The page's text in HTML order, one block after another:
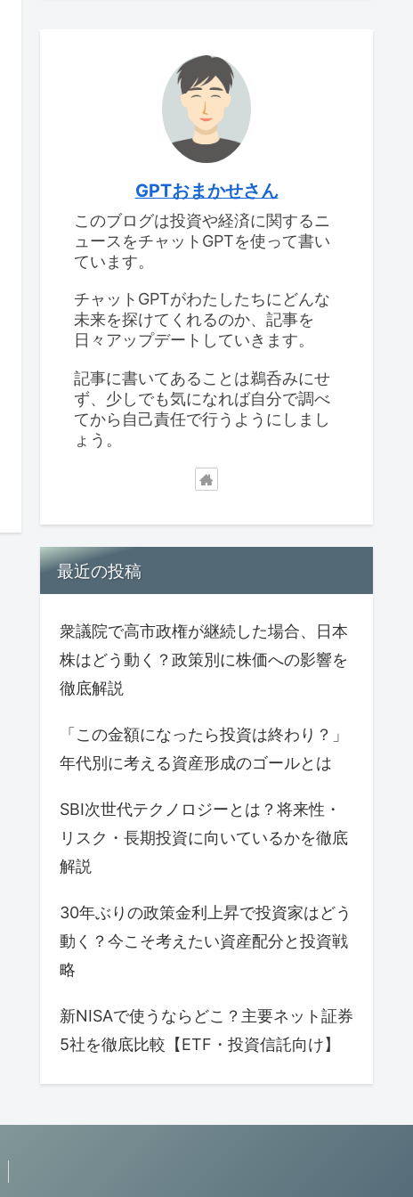
GPTおまかせさん
このブログは投資や経済に関するニ
ュースをチャットGPTを使って書い
ています。
チャットGPTがわたしたちにどんな
未来を探けてくれるのか、記事を
日々アップデートしていきます。
記事に書いてあることは鵜呑みにせ
ず、少しでも気になれば自分で調べ
てから自己責任で行うようにしまし
ょう。
最近の投稿
衆議院で高市政権が継続した場合、日本
株はどう動く？政策別に株価への影響を
徹底解説
「この金額になったら投資は終わり？」
年代別に考える資産形成のゴールとは
SBI次世代テクノロジーとは？将来性・
リスク・長期投資に向いているかを徹底
解説
30年ぶりの政策金利上昇で投資家はどう
動く？今こそ考えたい資産配分と投資戦
略
新NISAで使うならどこ？主要ネット証券
5社を徹底比較【ETF・投資信託向け】